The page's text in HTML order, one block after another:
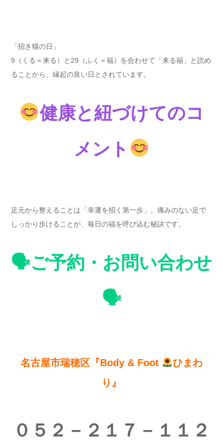
「招き猫の日」
9（くる＝来る）と29（ふく＝福）を合わせて「来る福」と読め
ることから、縁起の良い日とされています。
健康と紐づけてのコ
メント
足元から整えることは「幸運を招く第一歩」。痛みのない足で
しっかり歩けることが、毎日の福を呼び込む秘訣です。
🗣ご予約・お問い合わせ
🗣
名古屋市瑞穂区『Body & Foot
ひまわ
り』
０５２－２１７－１１２